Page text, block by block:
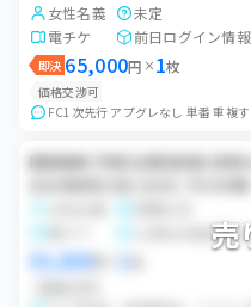
女性名義
未定
電チケ
前日ログイン情
即決 65,000円 × 1枚
価格交渉可
売
EBiDAN THE LIVE2026
公演当日座席開
55,000 1